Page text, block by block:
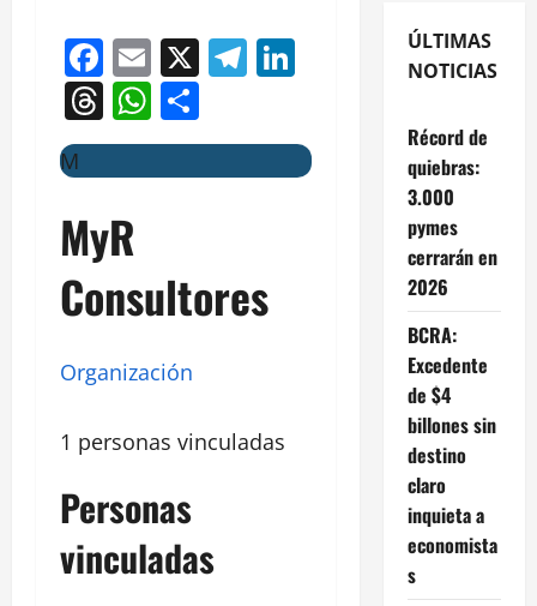
Facebook
Email
X Telegram
LinkedIn
Threads
WhatsApp
M
MyR
Consultores
Organización
1 personas vinculadas
Personas
vinculadas
ÚLTIMAS
NOTICIAS
Récord de
quiebras:
3.000
pymes
cerrarán en
2026
BCRA:
Excedente
de $4
billones sin
destino
claro
inquieta a
economista
s